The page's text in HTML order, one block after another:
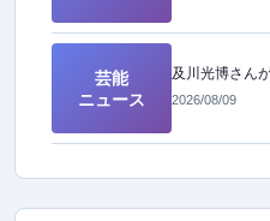
芸能
ニュース
2026/08/09